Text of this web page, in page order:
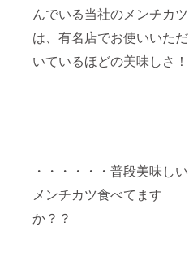
んでいる当社のメンチカツ
は、有名店でお使いいただ
いているほどの美味しさ！
・・・・・・普段美味しい
メンチカツ食べてます
か？？